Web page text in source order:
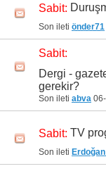
Sabit:
Son ileti önder71
Sabit:
Dergi -
gerekir?
Son ileti abva
Sabit: TV
Son ileti Erdoğan